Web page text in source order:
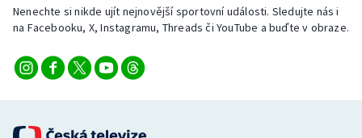
Nenechte si nikde ujít nejnovější sportovní události. Sledujte nás i
na Facebooku, X, Instagramu, Threads či YouTube a buďte v obraze.